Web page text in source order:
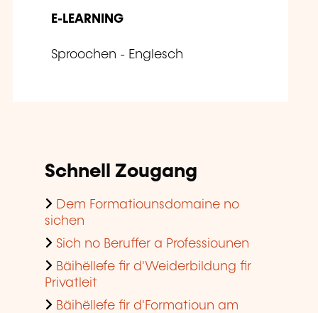
E-LEARNING
Sproochen - Englesch
Schnell Zougang
Dem Formatiounsdomaine no
sichen
Sich no Beruffer a Professiounen
Bäihëllefe fir d'Weiderbildung fir
Privatleit
Bäihëllefe fir d'Formatioun am